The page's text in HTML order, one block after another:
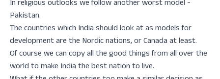
In religious outlooks we follow another worst model -
Pakistan.
The countries which India should look at as models for
development are the Nordic nations, or Canada at least.
Of course we can copy all the good things from all over the
world to make India the best nation to live.